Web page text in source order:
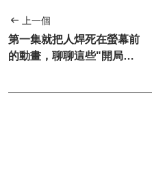
上一個
第一集就把人焊死在螢幕前
的動畫，聊聊這些"開局即